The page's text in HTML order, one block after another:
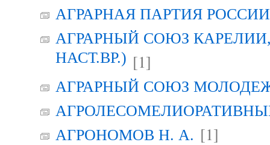
АГРАРНАЯ ПАРТИЯ РОССИИ
АГРАРНЫЙ СОЮЗ КАРЕЛИИ,
НАСТ.ВР.) [1]
АГРАРНЫЙ СОЮЗ
АГРОНОМОВ Н. А. [1]